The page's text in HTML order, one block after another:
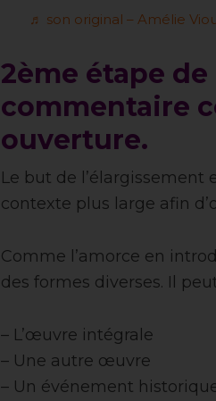
♬ son original – Amélie
2ème étape
commentaire
ouverture.
Le but de l’élargissement
contexte plus large afin
Comme l’amorce en
des formes diverses. Il
– L’œuvre intégrale
– Une autre œuvre
– Un événement